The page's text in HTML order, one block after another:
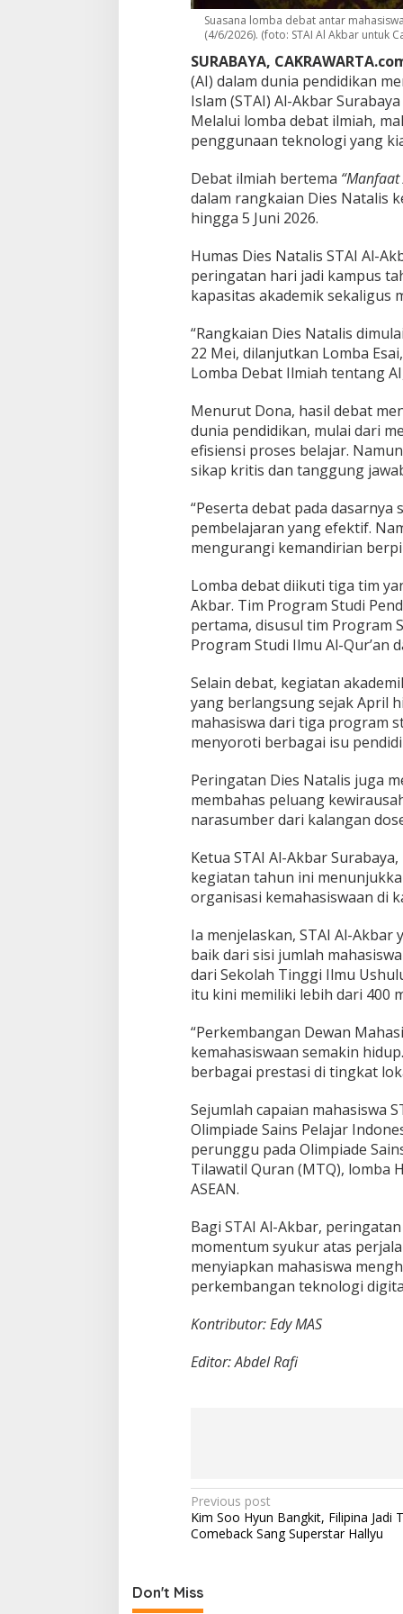
a
h
a
s
s
w
a
D
n
t
T
e
t
a
K
r
t
s
Suasana lomba debat antar
(4/6/2026). (foto: STAI Al Akbar untuk
SURABAYA,
(AI) dalam dunia pendidikan
Islam (STAI) Al-Akbar
Melalui lomba debat ilmiah,
penggunaan teknologi yang
Debat ilmiah bertema
dalam rangkaian Dies Natalis
hingga 5 Juni 2026.
Humas Dies Natalis STAI Al-
peringatan hari jadi kampus
kapasitas akademik sekaligus
“Rangkaian Dies Natalis
22 Mei, dilanjutkan Lomba
Lomba Debat Ilmiah tentang
Menurut Dona, hasil debat
dunia pendidikan, mulai dari
efisiensi proses belajar.
sikap kritis dan tanggung
“Peserta debat pada
pembelajaran yang efektif.
mengurangi kemandirian
Lomba debat diikuti tiga tim
Akbar. Tim Program Studi
pertama, disusul tim Program
Program Studi Ilmu Al-Qur’an
Selain debat, kegiatan
yang berlangsung sejak April
mahasiswa dari tiga program
menyoroti berbagai isu
Peringatan Dies Natalis juga
membahas peluang
narasumber dari kalangan
Ketua STAI Al-Akbar
kegiatan tahun ini
organisasi kemahasiswaan di
Ia menjelaskan, STAI Al-
baik dari sisi jumlah
dari Sekolah Tinggi Ilmu
itu kini memiliki lebih dari 400
“Perkembangan Dewan
kemahasiswaan semakin
berbagai prestasi di tingkat
Sejumlah capaian mahasiswa
Olimpiade Sains Pelajar
perunggu pada Olimpiade
Tilawatil Quran (MTQ), lomba
ASEAN.
Bagi STAI Al-Akbar,
momentum syukur atas
menyiapkan mahasiswa
perkembangan teknologi
Kontributor: Edy MAS
Editor: Abdel Rafi
P
o
n
Previous post
Kim Soo Hyun Bangkit, Filipina Jadi
Comeback Sang Superstar Hallyu
Don't Miss